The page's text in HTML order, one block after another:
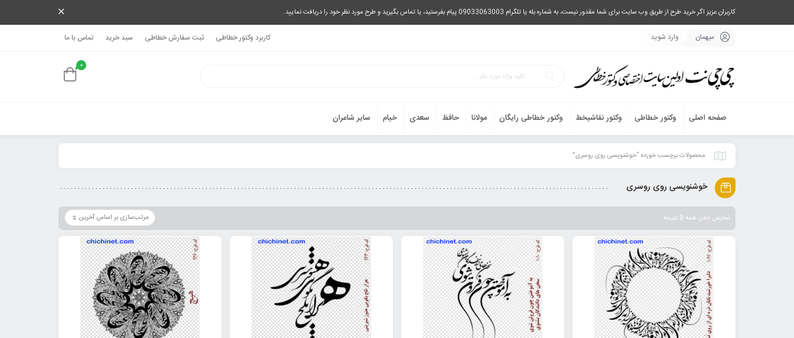
کاربران عزیز اگر خرید طرح از طریق وب سایت برای شما مقدور نیست، به شماره بله یا تلگرام 09033063003 پیام بفرستید، یا تماس بگیرید و طرح مورد نظر خود را دریافت نمایید.
میهمان وارد شوید کاربرد وکتور خطاطی ثبت سفارش خطاطی سبد خرید تماس با ما
0
صفحه اصلی وکتور خطاطی وکتور نقاشیخط وکتور خطاطی رایگان مولانا حافظ سعدی خیام سایر شاعران
محصولات برچسب خورده “خوشنویسی روی روسری”
خوشنویسی روی روسری
نمایش دادن همه 8 نتیجه